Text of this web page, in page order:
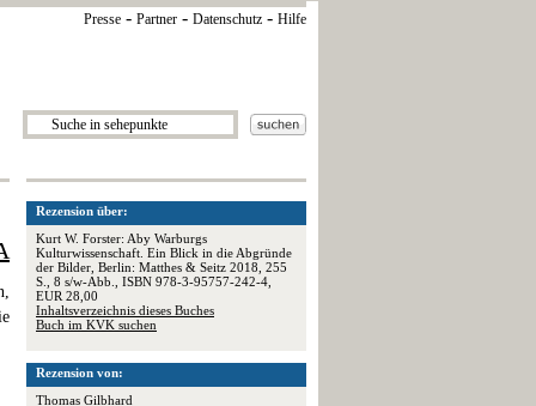
Presse - Partner - Datenschutz - Hilfe
Rezension über:
Kurt W. Forster: Aby Warburgs
Kulturwissenschaft. Ein Blick in die Abgründe
der Bilder, Berlin: Matthes & Seitz 2018, 255
S., 8 s/w-Abb., ISBN 978-3-95757-242-4,
EUR 28,00
Inhaltsverzeichnis dieses Buches
Buch im KVK suchen
Rezension von:
Thomas Gilbhard